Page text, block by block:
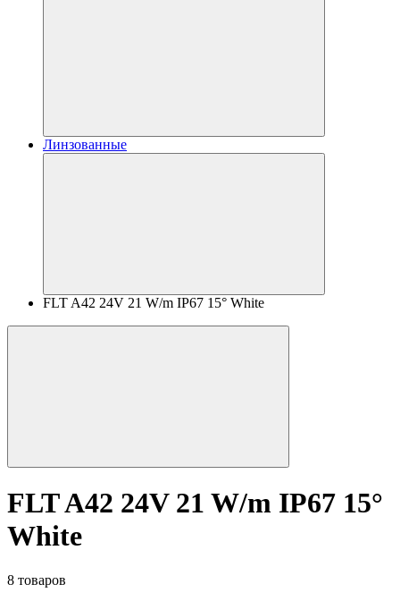
Линзованные
FLT A42 24V 21 W/m IP67 15° White
FLT A42 24V 21 W/m IP67 15°
White
8 товаров